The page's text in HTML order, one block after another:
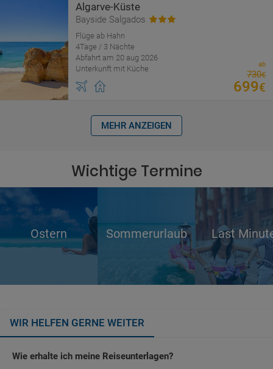
Algarve-Küste
Bayside Salgados
Flüge ab Hahn
4Tage / 3 Nächte
Abfahrt am 20 aug 2026
Unterkunft mit Küche
ab
730€
699€
MEHR ANZEIGEN
Wichtige Termine
Ostern Sommerurlaub Last
WIR HELFEN GERNE WEITER
Wie erhalte ich meine Reiseunterlagen?